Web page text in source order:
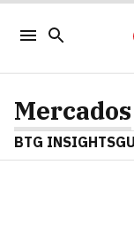
Mercados
BTG INSIGHTS